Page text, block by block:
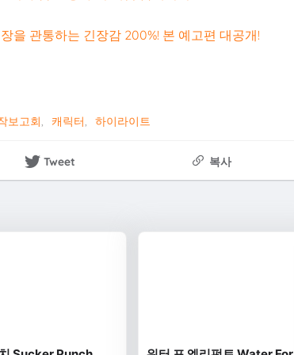
을 관통하는 긴장감 200%! 본 예고편 대공개!
보고회 캐릭터 하이라이트
Tweet 복사